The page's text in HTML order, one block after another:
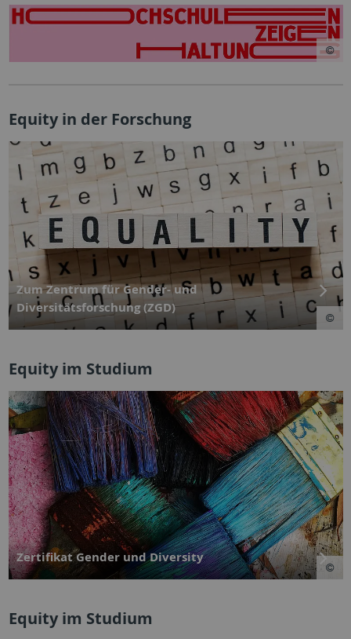
Equity in der Forschung
Zum Zentrum für Gender- und
Diversitätsforschung (ZGD)
Equity im Studium
Zertifikat Gender und Diversity
Equity im Studium